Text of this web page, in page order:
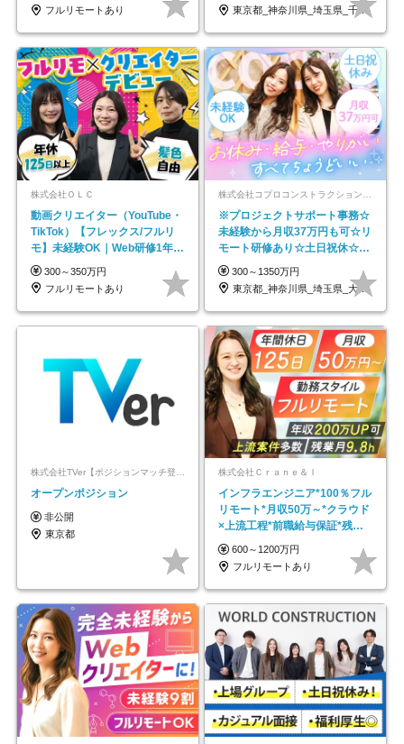
フルリモートあり
東京都_神奈川県_埼玉県_千葉県_大阪府…
株式会社ＯＬＣ
動画クリエイター（YouTube・
TikTok）【フレックス/フルリ
モ】未経験OK｜Web研修1年間
｜副業OK
300～350万円
フルリモートあり
※プロジェクトサポート事務☆
未経験から月収37万円も可☆リ
モート研修あり☆土日祝休☆20
代～30代活躍/b
300～1350万円
東京都_神奈川県_埼玉県_大阪府_愛知県…
株式会社TVer【ポジションマッチ登録】
オープンポジション
非公開
東京都
株式会社Ｃｒａｎｅ＆Ｉ
インフラエンジニア*100％フル
リモート*月収50万～*クラウド
×上流工程*前職給与保証*残業
月9.8h
600～1200万円
フルリモートあり